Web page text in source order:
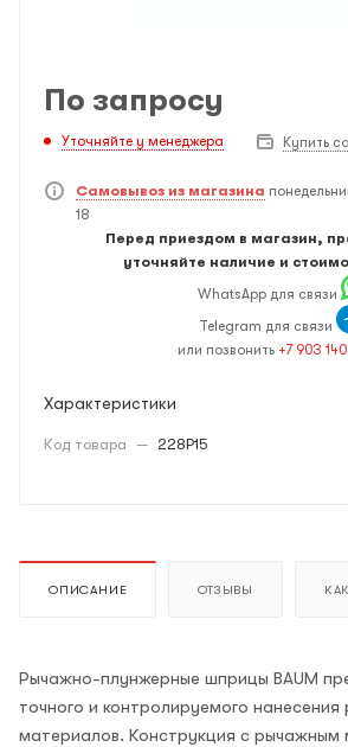
По запросу
Уточняйте у менеджера Купить
Самовывоз из магазина
18
Перед приездом в магазин,
уточняйте наличие и
WhatsApp для связи
Telegram для связи
или позвонить +7 903
Характеристики
Код товара — 228P15
ОПИСАНИЕ ОТЗЫВЫ
Рычажно-плунжерные шприцы BAUM
точного и контролируемого нанесения
материалов. Конструкция с рычажным